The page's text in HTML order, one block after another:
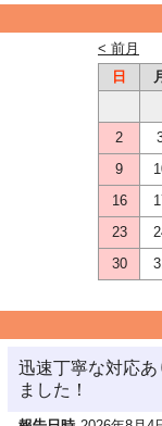
< 前月
日
2
9
16
23
30
迅速丁寧な対応
ました！